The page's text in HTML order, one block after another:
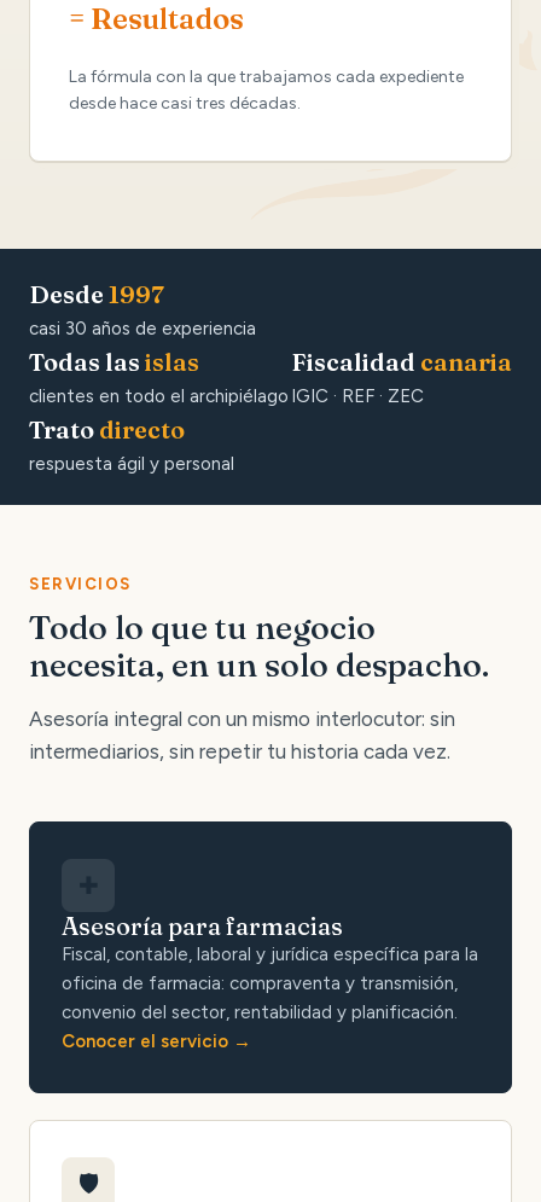
= Resultados
La fórmula con la que trabajamos cada expediente
desde hace casi tres décadas.
Desde 1997
casi 30 años de experiencia
Todas las islas
clientes en todo el archipiélago
Fiscalidad canaria
IGIC · REF · ZEC
Trato directo
respuesta ágil y personal
SERVICIOS
Todo lo que tu negocio
necesita, en un solo despacho.
Asesoría integral con un mismo interlocutor: sin
intermediarios, sin repetir tu historia cada vez.
Asesoría para farmacias
Fiscal, contable, laboral y jurídica específica para la
oficina de farmacia: compraventa y transmisión,
convenio del sector, rentabilidad y planificación.
Conocer el servicio
🛡️